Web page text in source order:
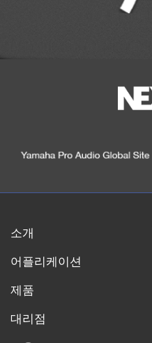
소개
어플리케이션
제품
대리점